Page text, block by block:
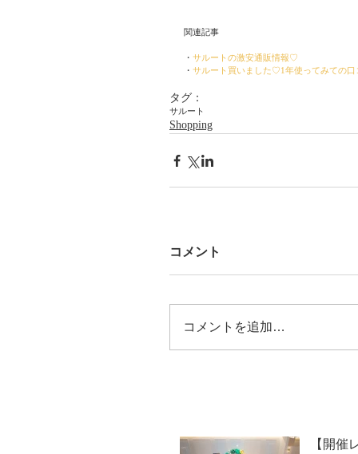
関連記事
・ サルートの激安通販情報♡
・ サルート買いました♡1年使ってみての口
タグ：
サルート
Shopping
コメント
コメントを追加…
【開催